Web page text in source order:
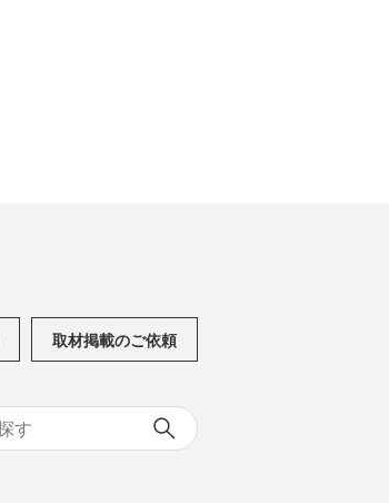
取材掲載のご依頼